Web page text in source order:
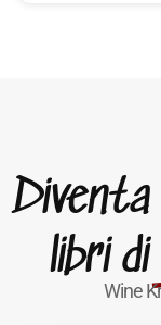
libri di
Wine